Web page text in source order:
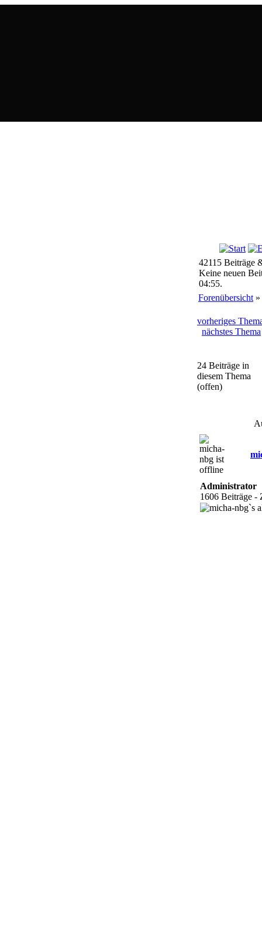
42115 Beiträge
Keine neuen
04:55.
Forenübersicht »
vorheriges
nächstes Thema
24 Beiträge in
diesem Thema
(offen)
Administrator
1606 Beiträge -